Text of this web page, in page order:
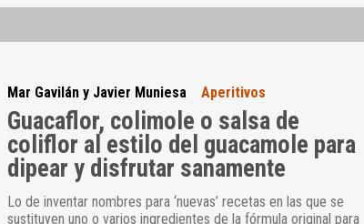
Mar Gavilán y Javier Muniesa Aperitivos
Guacaflor, colimole o salsa de
coliflor al estilo del guacamole para
dipear y disfrutar sanamente
Lo de inventar nombres para ‘nuevas’ recetas en las que se
sustituyen uno o varios ingredientes de la fórmula original para